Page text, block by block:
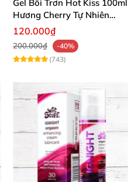
Gel Bôi Trơn Hot Kiss 100ml
Hương Cherry Tự Nhiên
Mượt Mà
120.000₫
200.000₫
-40%
(743)